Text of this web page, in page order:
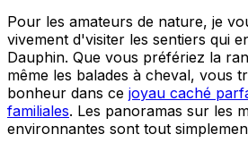
Pour les amateurs de nature, je
vivement d'visiter les sentiers qui
Dauphin. Que vous préfériez la
même les balades à cheval, vous
bonheur dans ce joyau caché
familiales. Les panoramas sur les
environnantes sont tout